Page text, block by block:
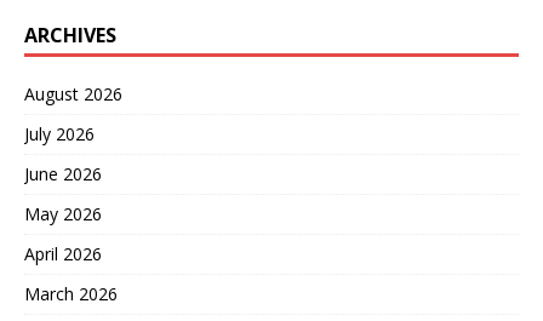
ARCHIVES
August 2026
July 2026
June 2026
May 2026
April 2026
March 2026